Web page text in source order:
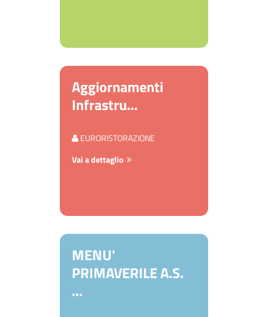
Aggiornamenti
Infrastru...
EURORISTORAZIONE
Vai a dettaglio
MENU'
PRIMAVERILE A.S.
...